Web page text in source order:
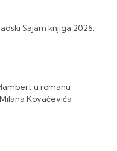
Sajam knjiga 2026.
u romanu
Kovačevića